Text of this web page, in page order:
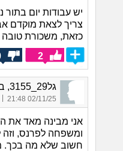
יש עבודות יום בתור
צריך לצאת מוקדם
כזאת, משכורת טובה
2
גל29_3155, בת 43, אורחת
02/11/25 21:48
אני מבינה מאד את
ומשפחה לפרנס, וזה
חשוב שלא מה בכך.